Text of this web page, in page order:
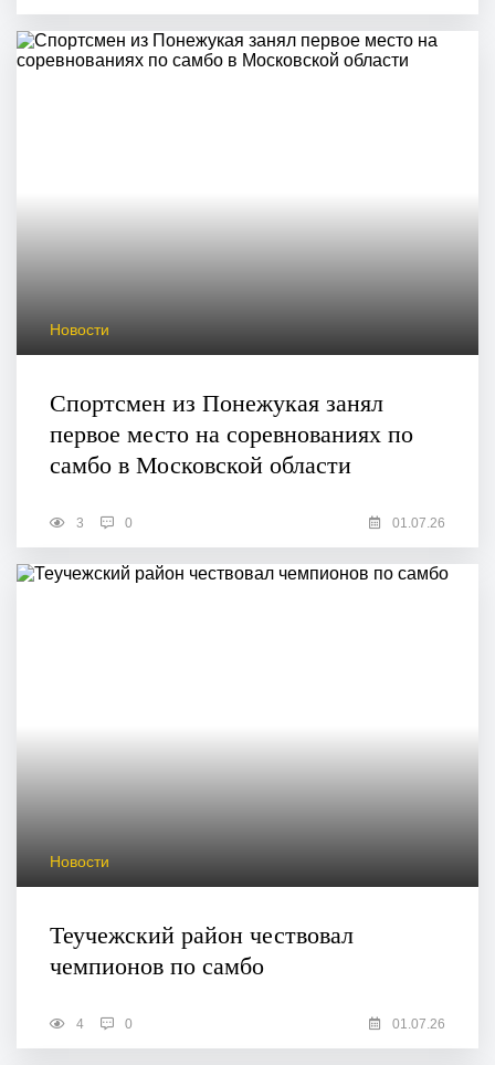
Новости
Спортсмен из Понежукая занял
первое место на соревнованиях по
самбо в Московской области
3 0 01.07.26
Новости
Теучежский район чествовал
чемпионов по самбо
4 0 01.07.26